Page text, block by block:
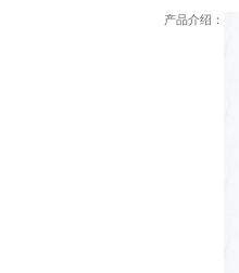
产品介绍：